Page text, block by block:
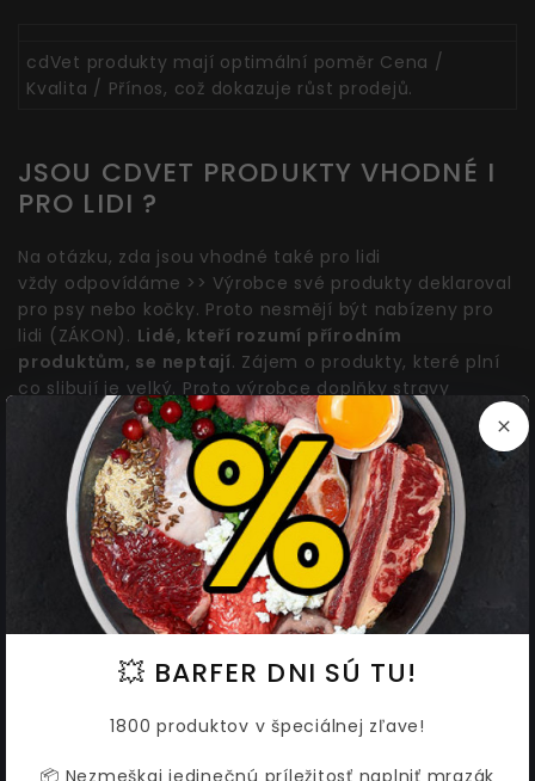
cdVet produkty mají optimální poměr Cena /
Kvalita / Přínos, což dokazuje růst prodejů.
JSOU CDVET PRODUKTY VHODNÉ I
PRO LIDI ?
Na otázku, zda jsou vhodné také pro lidi
vždy odpovídáme >> Výrobce své produkty deklaroval
pro psy nebo kočky. Proto nesmějí být nabízeny pro
lidi (ZÁKON). Lidé, kteří rozumí přírodním
produktům, se neptají. Zájem o produkty, které plní
co slibují je velký. Proto výrobce doplňky stravy
a pečující produkty připravuje ke schválení také pro
Zájem o přírodní produkty je velký >> Proto je
výrobce připravuje ke schválení také pro lidi.
VÝROBCE & DISTRIBUTOR &
💥 BARFER DNI SÚ TU!
1800 produktov v špeciálnej zľave!
📦 Nezmeškaj jedinečnú príležitosť naplniť mrazák